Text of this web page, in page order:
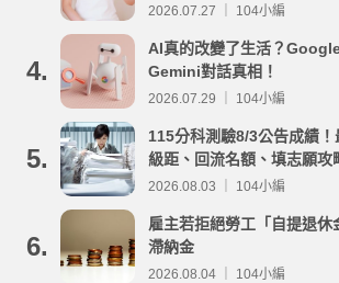
2026.07.27 ｜ 104小編
4.
AI真的改變了生活？
Gemini對話真相！
2026.07.29 ｜ 104小編
5.
115分科測驗8/3公告成績
級距、回流名額、填志願攻
分析
2026.08.03 ｜ 104小編
6.
雇主若拒絕勞工「自提退休
滯納金
2026.08.04 ｜ 104小編